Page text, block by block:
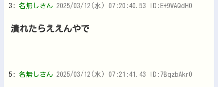
3: 名無しさん 2025/03/12(水) 07:20:40.53 ID:E+9WAQdH0
潰れたらええんやで
5: 名無しさん 2025/03/12(水) 07:21:41.43 ID:7BqzbAkr0